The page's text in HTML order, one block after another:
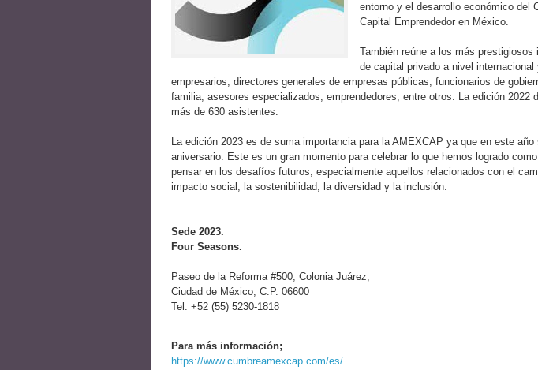
entorno y el desarrollo económico del
Capital Emprendedor en México.
También reúne a los más
de capital privado a nivel internacional
empresarios, directores generales de empresas públicas, funcionarios de
familia, asesores especializados, emprendedores, entre otros. La edición 2022
más de 630 asistentes.
La edición 2023 es de suma importancia para la AMEXCAP ya que en este
aniversario. Este es un gran momento para celebrar lo que hemos logrado
pensar en los desafíos futuros, especialmente aquellos relacionados con el
impacto social, la sostenibilidad, la diversidad y la inclusión.
Sede 2023.
Four Seasons.
Paseo de la Reforma #500, Colonia Juárez,
Ciudad de México, C.P. 06600
Tel: +52 (55) 5230-1818
Para más información;
https://www.cumbreamexcap.com/es/